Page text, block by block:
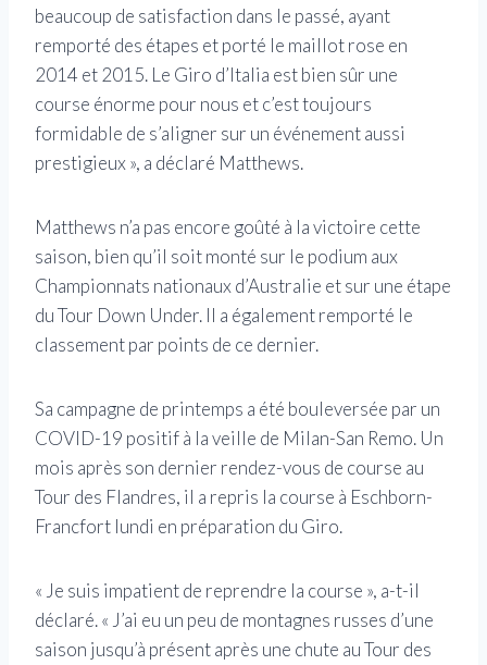
beaucoup de satisfaction dans le passé, ayant
remporté des étapes et porté le maillot rose en
2014 et 2015. Le Giro d’Italia est bien sûr une
course énorme pour nous et c’est toujours
formidable de s’aligner sur un événement aussi
prestigieux », a déclaré Matthews.
Matthews n’a pas encore goûté à la victoire cette
saison, bien qu’il soit monté sur le podium aux
Championnats nationaux d’Australie et sur une étape
du Tour Down Under. Il a également remporté le
classement par points de ce dernier.
Sa campagne de printemps a été bouleversée par un
COVID-19 positif à la veille de Milan-San Remo. Un
mois après son dernier rendez-vous de course au
Tour des Flandres, il a repris la course à Eschborn-
Francfort lundi en préparation du Giro.
« Je suis impatient de reprendre la course », a-t-il
déclaré. « J’ai eu un peu de montagnes russes d’une
saison jusqu’à présent après une chute au Tour des